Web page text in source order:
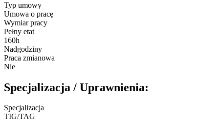
Typ umowy
Umowa o pracę
Wymiar pracy
Pełny etat
160h
Nadgodziny
Praca zmianowa
Nie
Specjalizacja / Uprawnienia:
Specjalizacja
TIG/TAG